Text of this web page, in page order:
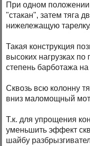
При одном
"стакан", затем тяга
нижележащую тарелку.
Такая конструкция
высоких нагрузках по
степень барботажа
Сквозь всю колонну
вниз маломощный
Т.к. для упрощения
уменьшить эффект
шайбу